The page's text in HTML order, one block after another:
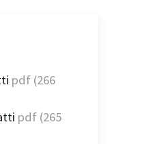
pdf (266
pdf (265